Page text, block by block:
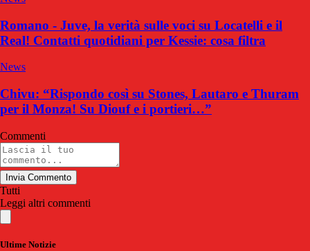
Romano - Juve, la verità sulle voci su Locatelli e il
Real! Contatti quotidiani per Kessie: cosa filtra
News
Chivu: “Rispondo così su Stones, Lautaro e Thuram
per il Monza! Su Diouf e i portieri…”
Commenti
Invia Commento
Tutti
Leggi altri commenti
Ultime Notizie